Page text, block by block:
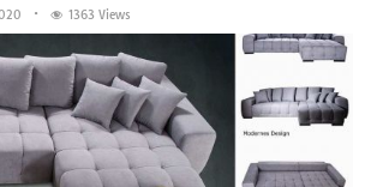
1363 Views